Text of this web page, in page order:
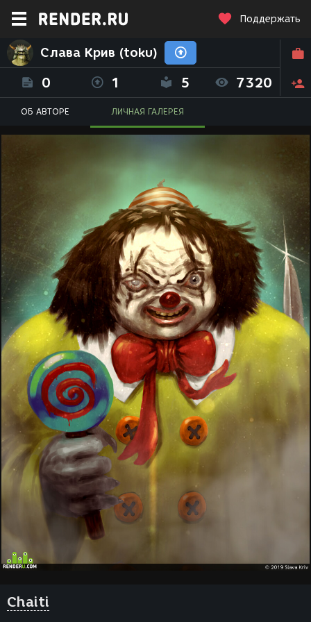
Поддержать
Слава Крив (toku)
0 1 5 7320
ОБ АВТОРЕ ЛИЧНАЯ ГАЛЕРЕЯ
Chaiti